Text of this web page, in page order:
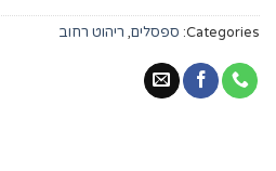
Categories: ספסלים, ריהוט רחוב